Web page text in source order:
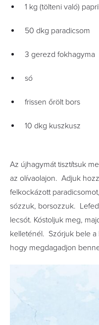
1 kg (tölteni való)
50 dkg paradicsom
3 gerezd fokhagyma
só
frissen őrölt bors
10 dkg kuszkusz
Az újhagymát tisztítsuk
az olívaolajon. Adjuk
felkockázott
sózzuk, borsozzuk.
lecsót. Kóstoljuk meg,
kelleténél. Szórjuk bele
hogy megdagadjon